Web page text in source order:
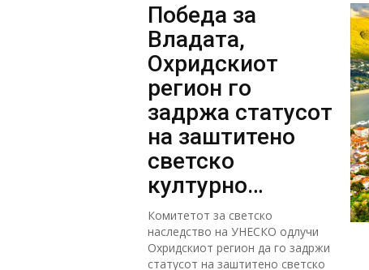
Победа за
Владата,
Охридскиот
регион го
задржа статусот
на заштитено
светско
културно
наследство
Комитетот за светско
наследство на УНЕСКО одлучи
Охридскиот регион да го задржи
статусот на заштитено светско